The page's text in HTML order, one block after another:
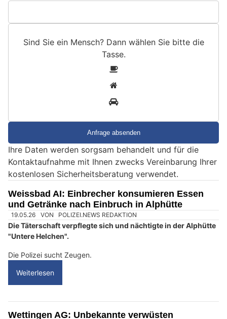
Sind Sie ein Mensch? Dann wählen Sie bitte die
Tasse.
e
i
n
e
n
s
c
?
D
a
Ihre Daten werden sorgsam behandelt und für die
Kontaktaufnahme mit Ihnen zwecks Vereinbarung Ihrer
kostenlosen Sicherheitsberatung verwendet.
Weissbad AI: Einbrecher konsumieren Essen
und Getränke nach Einbruch in Alphütte